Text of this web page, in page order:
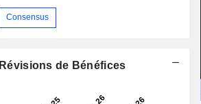
Consensus
Révisions de Bénéfices